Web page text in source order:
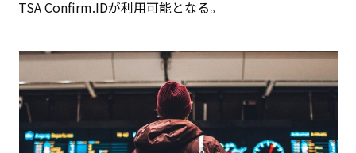
TSA Confirm.IDが利用可能となる。